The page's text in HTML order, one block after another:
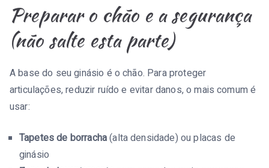
Preparar o chão e a segurança
(não salte esta parte)
A base do seu ginásio é o chão. Para proteger
articulações, reduzir ruído e evitar danos, o mais comum é
usar:
Tapetes de borracha(alta densidade) ou placas de
ginásio